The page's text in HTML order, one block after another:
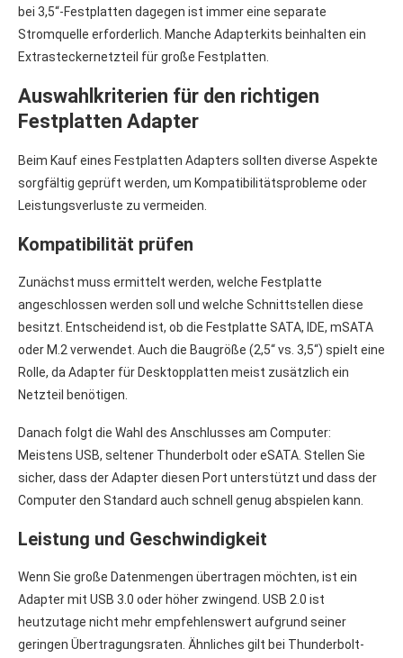
bei 3,5“-Festplatten dagegen ist immer eine separate
Stromquelle erforderlich. Manche Adapterkits beinhalten ein
Extrasteckernetzteil für große Festplatten.
Auswahlkriterien für den richtigen
Festplatten Adapter
Beim Kauf eines Festplatten Adapters sollten diverse Aspekte
sorgfältig geprüft werden, um Kompatibilitätsprobleme oder
Leistungsverluste zu vermeiden.
Kompatibilität prüfen
Zunächst muss ermittelt werden, welche Festplatte
angeschlossen werden soll und welche Schnittstellen diese
besitzt. Entscheidend ist, ob die Festplatte SATA, IDE, mSATA
oder M.2 verwendet. Auch die Baugröße (2,5“ vs. 3,5“) spielt eine
Rolle, da Adapter für Desktopplatten meist zusätzlich ein
Netzteil benötigen.
Danach folgt die Wahl des Anschlusses am Computer:
Meistens USB, seltener Thunderbolt oder eSATA. Stellen Sie
sicher, dass der Adapter diesen Port unterstützt und dass der
Computer den Standard auch schnell genug abspielen kann.
Leistung und Geschwindigkeit
Wenn Sie große Datenmengen übertragen möchten, ist ein
Adapter mit USB 3.0 oder höher zwingend. USB 2.0 ist
heutzutage nicht mehr empfehlenswert aufgrund seiner
geringen Übertragungsraten. Ähnliches gilt bei Thunderbolt-